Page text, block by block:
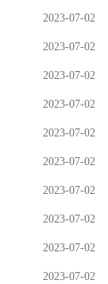
2023-07-02
2023-07-02
2023-07-02
2023-07-02
2023-07-02
2023-07-02
2023-07-02
2023-07-02
2023-07-02
2023-07-02